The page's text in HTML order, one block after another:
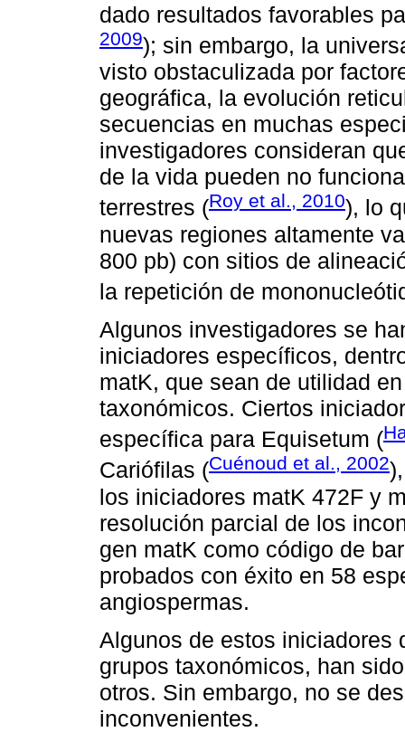
dado resultados favorables
2009); sin embargo, la
visto obstaculizada por
geográfica, la evolución
secuencias en muchas
investigadores consideran
de la vida pueden no
terrestres (Roy et al., 2010), lo
nuevas regiones altamente
800 pb) con sitios de
la repetición de
Algunos investigadores se
iniciadores específicos,
matK, que sean de utilidad
taxonómicos. Ciertos
específica para Equisetum (
Cariófilas (Cuénoud et al., 2002
los iniciadores matK 472F y
resolución parcial de los
gen matK como código de
probados con éxito en 58
angiospermas.
Algunos de estos iniciadores
grupos taxonómicos, han
otros. Sin embargo, no se
inconvenientes.